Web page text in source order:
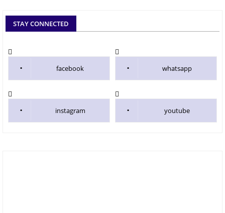
STAY CONNECTED
facebook whatsapp
instagram youtube